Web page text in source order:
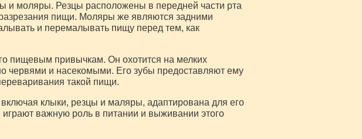
и моляры. Резцы расположены в передней части рта
пищи. Моляры же являются задними
и перемалывать пищу перед тем, как
пищевым привычкам. Он охотится на мелких
червями и насекомыми. Его зубы предоставляют ему
такой пищи.
клыки, резцы и маляры, адаптирована для его
важную роль в питании и выживании этого